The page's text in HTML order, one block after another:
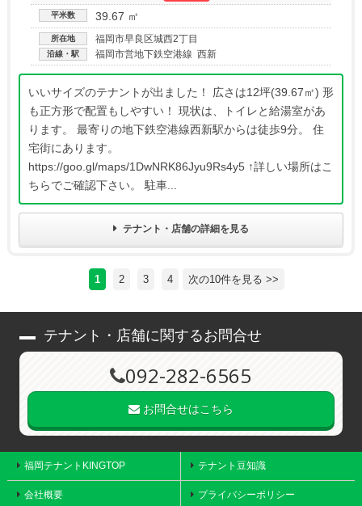
平米数 39.67 ㎡
所在地 福岡市早良区城西2丁目
沿線・駅 福岡市営地下鉄空港線 西新
いいサイズのテナントが出ました！ 広さは12坪(39.67㎡) 形
も正方形で配置もしやすい！ 現状は、トイレと給湯室があ
ります。 最寄りの地下鉄空港線西新駅からは徒歩9分。 住
宅街にあります。
https://goo.gl/maps/1DwNRK86Jyu9Rs4y5 ↑詳しい場所はこ
ちらでご確認下さい。 駐車...
テナント・店舗の詳細を見る
1 2 3 4 次の10件を見る >>
テナント・店舗に関するお問合せ
092-282-6565
お問合せはこちら
福岡テナントKINGTOP テナント豆知識
会社概要 プライバシーポリシー